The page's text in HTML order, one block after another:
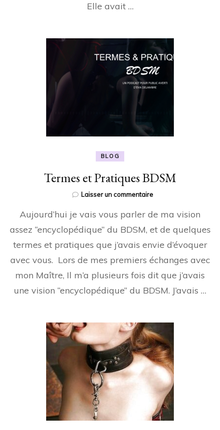
Elle avait …
BLOG
Termes et Pratiques BDSM
Laisser un commentairesur
et
BDSM
Aujourd’hui je vais vous parler de ma vision
assez “encyclopédique” du BDSM, et de quelques
termes et pratiques que j’avais envie d’évoquer
avec vous. Lors de mes premiers échanges avec
mon Maître, Il m’a plusieurs fois dit que j’avais
une vision “encyclopédique” du BDSM. J’avais …